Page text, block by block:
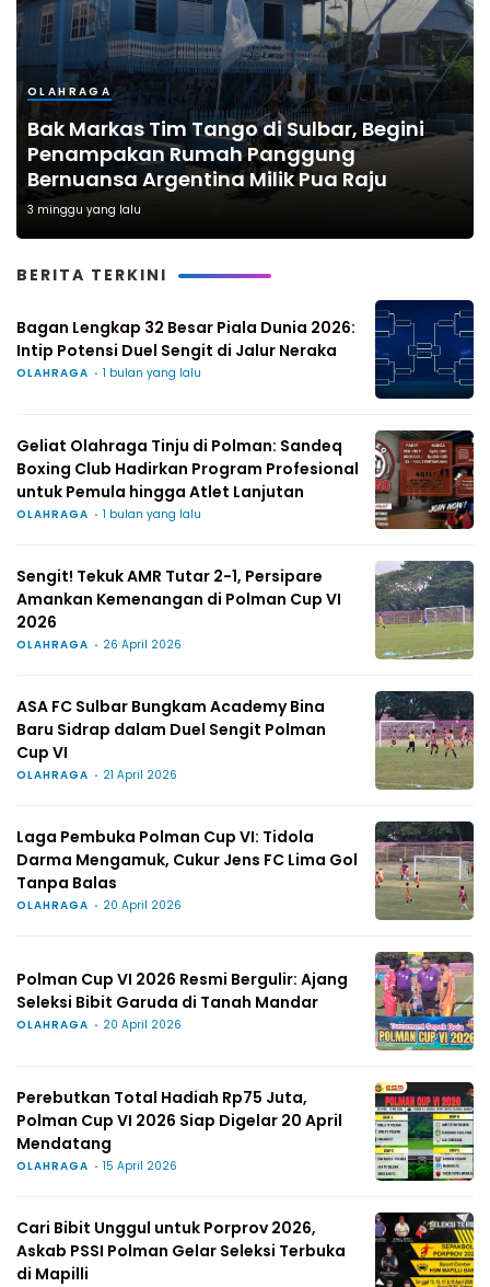
OLAHRAGA
Bak Markas Tim Tango di Sulbar, Begini
Penampakan Rumah Panggung
Bernuansa Argentina Milik Pua Raju
3 minggu yang lalu
BERITA TERKINI
Bagan Lengkap 32 Besar Piala Dunia 2026:
Intip Potensi Duel Sengit di Jalur Neraka
OLAHRAGA 1 bulan yang lalu
Geliat Olahraga Tinju di Polman: Sandeq
Boxing Club Hadirkan Program Profesional
untuk Pemula hingga Atlet Lanjutan
OLAHRAGA 1 bulan yang lalu
Sengit! Tekuk AMR Tutar 2-1, Persipare
Amankan Kemenangan di Polman Cup VI
2026
OLAHRAGA 26 April 2026
ASA FC Sulbar Bungkam Academy Bina
Baru Sidrap dalam Duel Sengit Polman
Cup VI
OLAHRAGA 21 April 2026
Laga Pembuka Polman Cup VI: Tidola
Darma Mengamuk, Cukur Jens FC Lima Gol
Tanpa Balas
OLAHRAGA 20 April 2026
Polman Cup VI 2026 Resmi Bergulir: Ajang
Seleksi Bibit Garuda di Tanah Mandar
OLAHRAGA 20 April 2026
Perebutkan Total Hadiah Rp75 Juta,
Polman Cup VI 2026 Siap Digelar 20 April
Mendatang
OLAHRAGA 15 April 2026
Cari Bibit Unggul untuk Porprov 2026,
Askab PSSI Polman Gelar Seleksi Terbuka
di Mapilli